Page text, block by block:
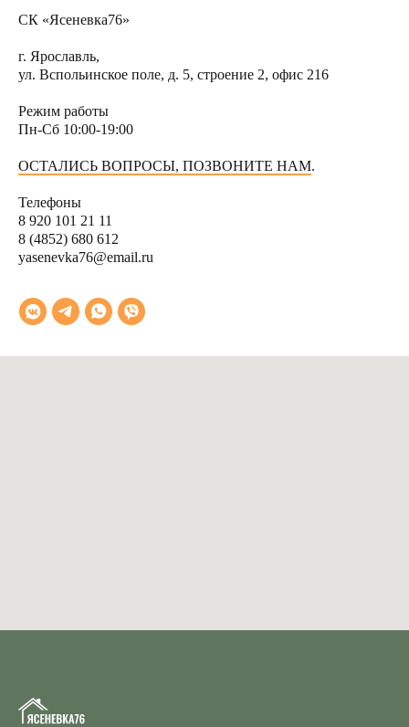
СК «Ясеневка76»
г. Ярославль,
ул. Вспольинское поле, д. 5, строение 2, офис 216
Режим работы
Пн-Сб 10:00-19:00
ОСТАЛИСЬ ВОПРОСЫ, ПОЗВОНИТЕ НАМ.
Телефоны
8 920 101 21 11
8 (4852) 680 612
yasenevka76@email.ru